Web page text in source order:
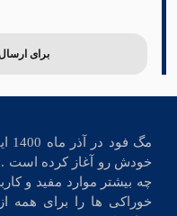
برای ارسال
خودش رو آغاز کرده است
چه بیشتر موارد مفید و
خوراکی ها را برای همه